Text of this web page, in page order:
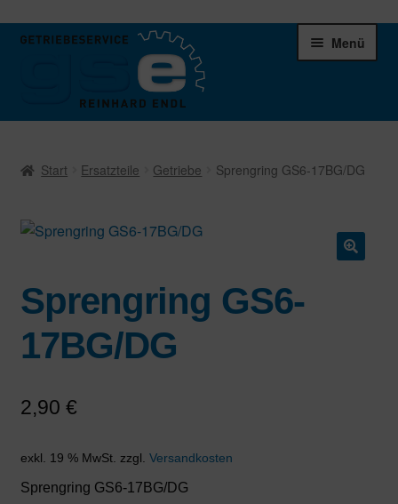
Zur
Zum
Menü
öffnen
Schaltgetriebe
Verteilergetriebe
Warenkorb
Start Ersatzteile Getriebe Sprengring GS6-17BG/DG
Sprengring GS6-
17BG/DG
2,90 €
exkl. 19 % MwSt. zzgl. Versandkosten
Sprengring GS6-17BG/DG